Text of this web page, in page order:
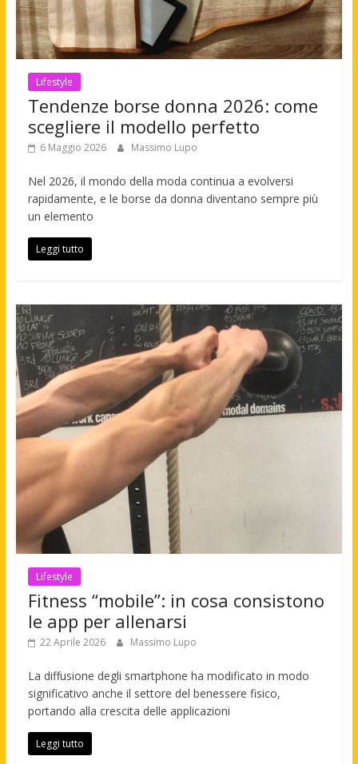
Lifestyle
Tendenze borse donna 2026: come
scegliere il modello perfetto
6 Maggio 2026 Massimo Lupo
Nel 2026, il mondo della moda continua a evolversi
rapidamente, e le borse da donna diventano sempre più
un elemento
Leggi tutto
Lifestyle
Fitness “mobile”: in cosa consistono
le app per allenarsi
22 Aprile 2026 Massimo Lupo
La diffusione degli smartphone ha modificato in modo
significativo anche il settore del benessere fisico,
portando alla crescita delle applicazioni
Leggi tutto